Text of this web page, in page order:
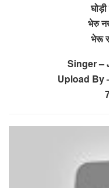
भेरु
भेरू
Singer –
Upload By